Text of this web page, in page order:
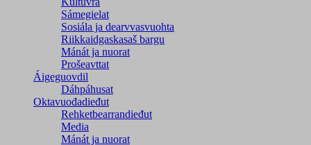
Sámegielat
Sosiála ja dearvvasvuohta
Riikkaidgaskasaš bargu
Mánát ja nuorat
Prošeavttat
Áigeguovdil
Dáhpáhusat
Oktavuođadieđut
Rehketbearrandieđut
Media
Mánát ja nuorat